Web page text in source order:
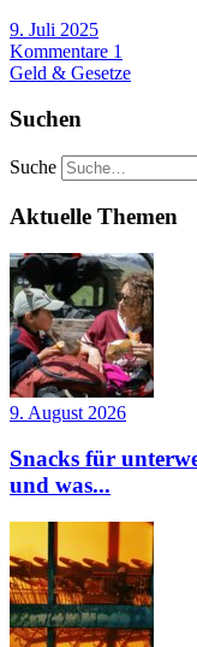
9. Juli 2025
Kommentare 1
Geld & Gesetze
Suchen
Suche
Aktuelle Themen
9. August 2026
Snacks für
und was...